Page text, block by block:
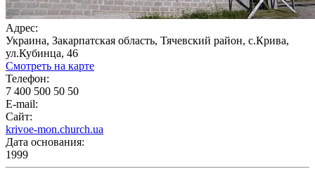
Адрес:
Украина, Закарпатская область, Тячевский район, с.Крива,
ул.Кубинца, 46
Смотреть на карте
Телефон:
7 400 500 50 50
E-mail:
Сайт:
krivoe-mon.church.ua
Дата основания:
1999